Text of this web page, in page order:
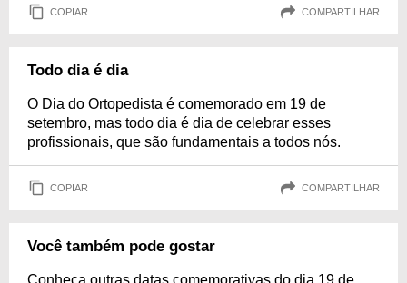
COPIAR COMPARTILHAR
Todo dia é dia
O Dia do Ortopedista é comemorado em 19 de
setembro, mas todo dia é dia de celebrar esses
profissionais, que são fundamentais a todos nós.
COPIAR COMPARTILHAR
Você também pode gostar
Conheça outras datas comemorativas do dia 19 de